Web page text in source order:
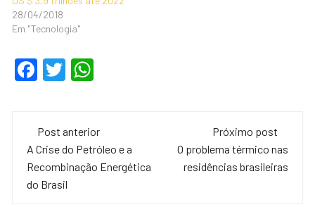
28/04/2018
Em "Tecnologia"
F
e
b
o
T
er s
A
Navegação
de
post
Post anterior
A Crise do Petróleo e a
Recombinação Energética
do Brasil
Próximo post
O problema térmico nas
residências brasileiras